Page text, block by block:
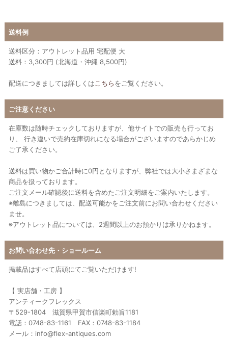
送料例
送料区分：アウトレット品用 宅配便 大
送料：3,300円 (北海道・沖縄 8,500円)
配送につきましては詳しくは こちらをご覧ください。
ご注意ください
在庫数は随時チェックしておりますが、他サイトでの販売も行ってお
り、 行き違いで売約在庫切れになる場合がございますのであらかじめ
ご了承ください。
送料は買い物かご合計時に0円となりますが、弊社では大小さまざまな
商品を扱っております。
ご注文メール確認後に送料を含めたご注文明細をご案内いたします。
※離島につきましては、配送可能かをご注文前にお問い合わせください
ませ。
※アウトレット品については、2週間以上のお預かりは承りかねます。
お問い合わせ先・ショールーム
掲載品はすべて店頭にてご覧いただけます!
【 実店舗・工房 】
アンティークフレックス
〒529-1804 滋賀県甲賀市信楽町勅旨1181
電話：0748-83-1161 FAX：0748-83-1184
メール：info@flex-antiques.com